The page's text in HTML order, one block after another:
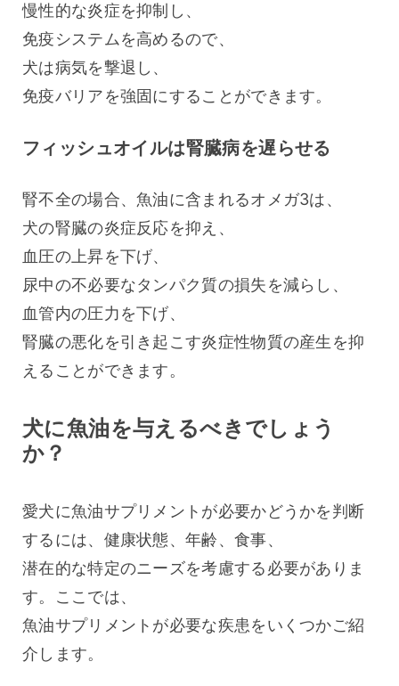
慢性的な炎症を抑制し、
免疫システムを高めるので、
犬は病気を撃退し、
免疫バリアを強固にすることができます。
フィッシュオイルは腎臓病を遅らせる
腎不全の場合、魚油に含まれるオメガ3は、
犬の腎臓の炎症反応を抑え、
血圧の上昇を下げ、
尿中の不必要なタンパク質の損失を減らし、
血管内の圧力を下げ、
腎臓の悪化を引き起こす炎症性物質の産生を抑
えることができます。
犬に魚油を与えるべきでしょう
か？
愛犬に魚油サプリメントが必要かどうかを判断
するには、健康状態、年齢、食事、
潜在的な特定のニーズを考慮する必要がありま
す。ここでは、
魚油サプリメントが必要な疾患をいくつかご紹
介します。